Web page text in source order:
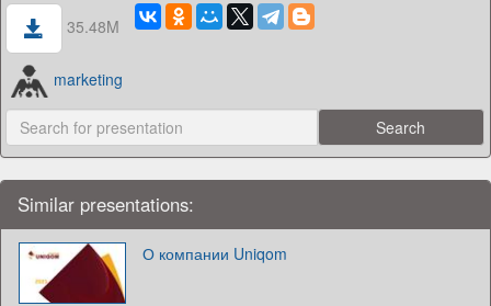
35.48M
marketing
Similar presentations:
О компании Uniqom